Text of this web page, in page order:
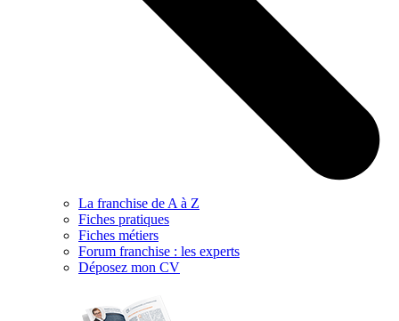
La franchise de A à Z
Fiches pratiques
Fiches métiers
Forum franchise : les experts
Déposez mon CV